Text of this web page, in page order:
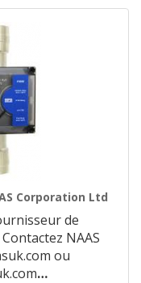
Corporation Ltd
de
NAAS
ou
…